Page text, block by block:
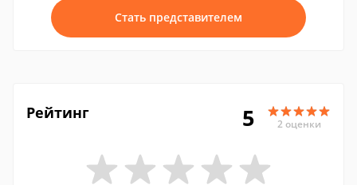
Стать представителем
Рейтинг 5 2 оценки